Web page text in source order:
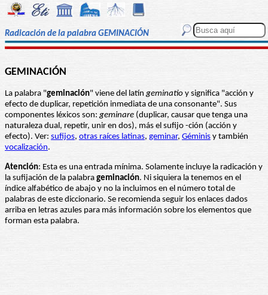
Radicación de la palabra GEMINACIÓN
GEMINACIÓN
La palabra "geminación" viene del latíngeminatio y significa "acción y
efecto de duplicar, repetición inmediata de una consonante". Sus
componentes léxicos son:geminare (duplicar, causar que tenga una
naturaleza dual, repetir, unir en dos), más el sufijo -ción (acción y
efecto). Ver: sufijos, otras raíces latinas, geminar, Géminis y también
vocalización.
Atención: Esta es una entrada mínima. Solamente incluye la radicación y
la sufijación de la palabra geminación. Ni siquiera la tenemos en el
índice alfabético de abajo y no la incluimos en el número total de
palabras de este diccionario. Se recomienda seguir los enlaces dados
arriba en letras azules para más información sobre los elementos que
forman esta palabra.